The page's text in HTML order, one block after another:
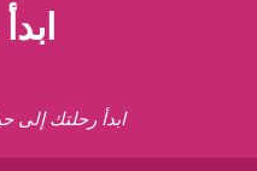
ابدأ رحلتك إلى